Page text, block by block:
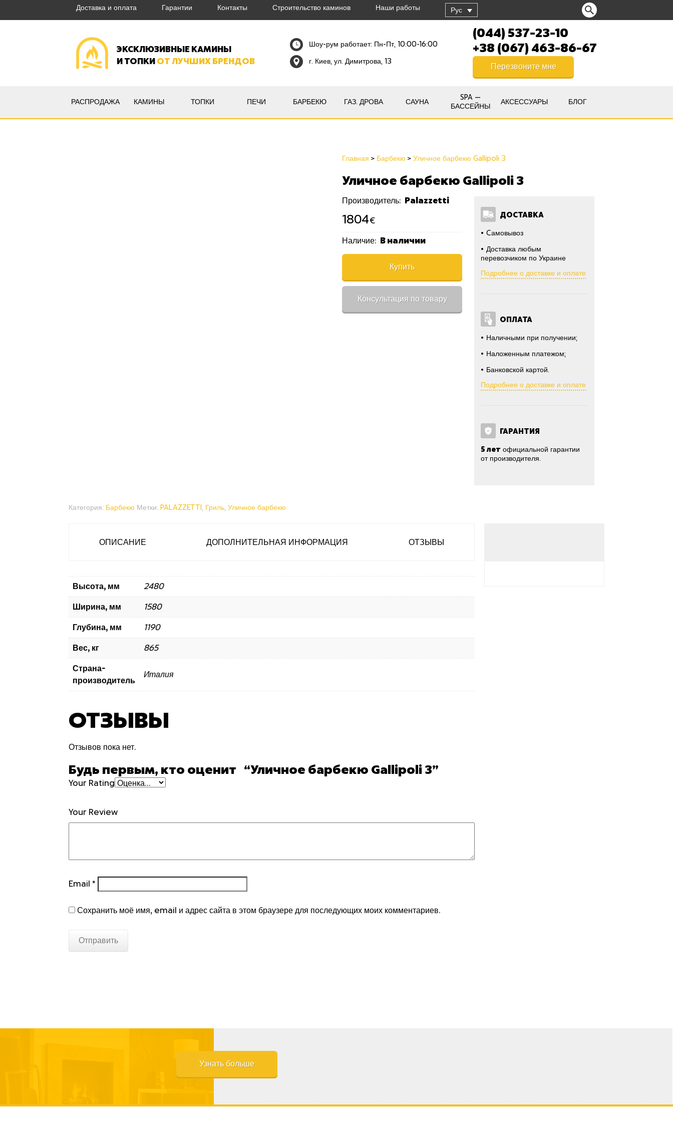
Доставка и оплата Гарантии Контакты Строительство каминов Наши работы Рус
ЭКСКЛЮЗИВНЫЕ КАМИНЫ
И ТОПКИОТ ЛУЧШИХ БРЕНДОВ
Шоу-рум работает: Пн-Пт, 10:00-16:00
г. Киев, ул. Димитрова, 13
(044) 537-23-10
+38 (067) 463-86-67
Перезвоните мне
РАСПРОДАЖА КАМИНЫ ТОПКИ ПЕЧИ БАРБЕКЮ ГАЗ. ДРОВА САУНА
SPA —
БАССЕЙНЫ
АКСЕССУАРЫ БЛОГ
Главная Барбекю Уличное барбекю Gallipoli 3
Уличное барбекю Gallipoli 3
Производитель: Palazzetti
1804€
Наличие: В наличии
Купить
Консультация по товару
ДОСТАВКА
Cамовывоз
Доставка любым
перевозчиком по Украине
Подробнее о доставке и оплате
ОПЛАТА
Наличными при получении;
Наложенным платежом;
Банковской картой.
Подробнее о доставке и оплате
ГАРАНТИЯ
5 лет официальной гарантии
от производителя.
Категория: Барбекю Метки: PALAZZETTI , Гриль, Уличное барбекю
ОПИСАНИЕ ДОПОЛНИТЕЛЬНАЯ ИНФОРМАЦИЯ ОТЗЫВЫ
Высота, мм 2480
Ширина, мм 1580
Глубина, мм 1190
Вес, кг 865
Страна-
производитель
Италия
ОТЗЫВЫ
Отзывов пока нет.
Будь первым, кто оценит “Уличное барбекю Gallipoli 3”
Your Rating
Your Review
Email *
Сохранить моё имя, email и адрес сайта в этом браузере для последующих моих комментариев.
Узнать больше